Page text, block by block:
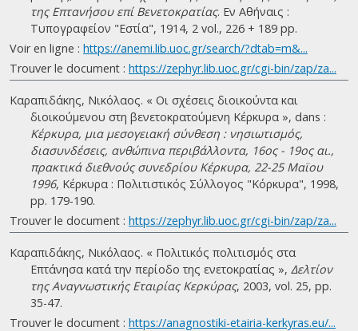
της Επτανήσου επί Βενετοκρατίας. Eν Αθήναις :
Τυπογραφείον "Εστία", 1914, 2 vol., 226 + 189 pp.
Voir en ligne : https://anemi.lib.uoc.gr/search/?dtab=m&...
Trouver le document : https://zephyr.lib.uoc.gr/cgi-bin/zap/za...
Καραπιδάκης, Νικόλαος. « Οι σχέσεις διοικούντα και
διοικούμενου στη βενετοκρατούμενη Κέρκυρα », dans :
Κέρκυρα, μια μεσογειακή σύνθεση : νησιωτισμός,
διασυνδέσεις, ανθώπινα περιβάλλοντα, 16ος - 19ος αι.,
πρακτικά διεθνούς συνεδρίου Κέρκυρα, 22-25 Μαϊου
1996, Κέρκυρα : Πολιτιστικός Σύλλογος "Κόρκυρα", 1998,
pp. 179-190.
Trouver le document : https://zephyr.lib.uoc.gr/cgi-bin/zap/za...
Καραπιδάκης, Νικόλαος. « Πολιτικός πολιτισμός στα
Επτάνησα κατά την περίοδο της ενετοκρατίας », Δελτίον
της Αναγνωστικής Εταιρίας Κερκύρας, 2003, vol. 25, pp.
35-47.
Trouver le document : https://anagnostiki-etairia-kerkyras.eu/...